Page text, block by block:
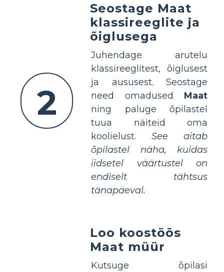
2
Seostage Maat
klassireeglite ja
õiglusega
Juhendage arutelu
klassireeglitest, õiglusest
ja aususest. Seostage
need omadused Maat
ning paluge õpilastel
tuua näiteid oma
koolielust. See aitab
õpilastel näha, kuidas
iidsetel väärtustel on
endiselt tähtsus
tänapäeval.
Loo koostöös
Maat müür
Kutsuge õpilasi